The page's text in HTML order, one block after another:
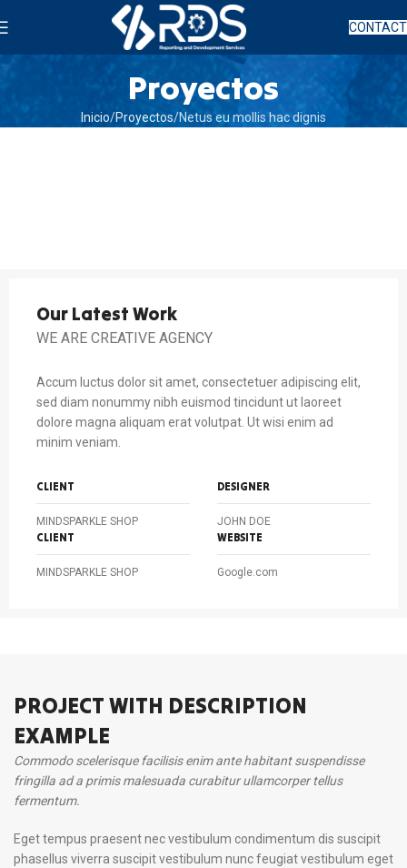
Proyectos
Inicio Proyectos Netus eu mollis hac dignis
Our Latest Work
WE ARE CREATIVE AGENCY
Accum luctus dolor sit amet, consectetuer adipiscing elit,
sed diam nonummy nibh euismod tincidunt ut laoreet
dolore magna aliquam erat volutpat. Ut wisi enim ad
minim veniam.
CLIENT
MINDSPARKLE SHOP
DESIGNER
JOHN DOE
CLIENT
MINDSPARKLE SHOP
WEBSITE
Google.com
PROJECT WITH DESCRIPTION
EXAMPLE
Commodo scelerisque facilisis enim ante habitant suspendisse
fringilla ad a primis malesuada curabitur ullamcorper tellus
fermentum.
Eget tempus praesent nec vestibulum condimentum dis suscipit
phasellus viverra suscipit vestibulum nunc feugiat vestibulum eget